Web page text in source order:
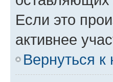
Если это
активнее
Вернуться к